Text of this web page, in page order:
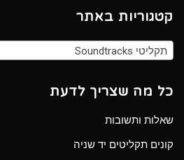
קטגוריות באתר
תקליטי Soundtracks
כל מה שצריך לדעת
שאלות ותשובות
קונים תקליטים יד שניה